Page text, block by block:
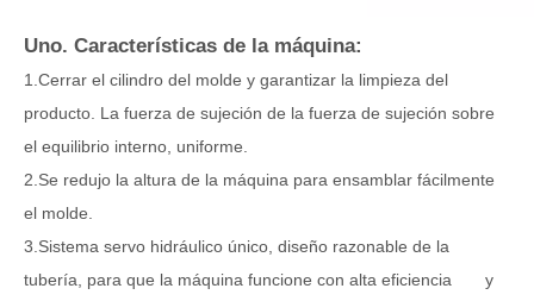
Uno. Características de la máquina:
1.Cerrar el cilindro del molde y garantizar la limpieza del
producto. La fuerza de sujeción de la fuerza de sujeción sobre
el equilibrio interno, uniforme.
2.Se redujo la altura de la máquina para ensamblar fácilmente
el molde.
3.Sistema servo hidráulico único, diseño razonable de la
tubería, para que la máquina funcione con alta eficiencia y